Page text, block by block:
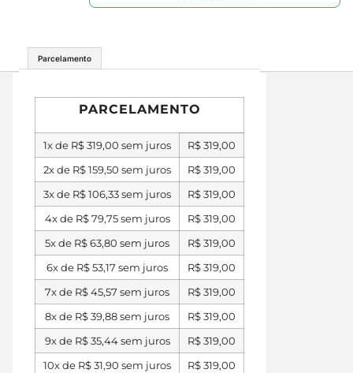
Parcelamento
PARCELAMENTO
1x de R$319,00 sem juros R$319,00
2x de R$159,50 sem juros R$319,00
3x de R$106,33sem juros R$319,00
4x de R$79,75sem juros R$319,00
5x de R$63,80 sem juros R$319,00
6x de R$53,17 sem juros R$319,00
7x de R$45,57 sem juros R$319,00
8x de R$39,88sem juros R$319,00
9x de R$35,44sem juros R$319,00
10x de R$31,90 sem juros R$319,00